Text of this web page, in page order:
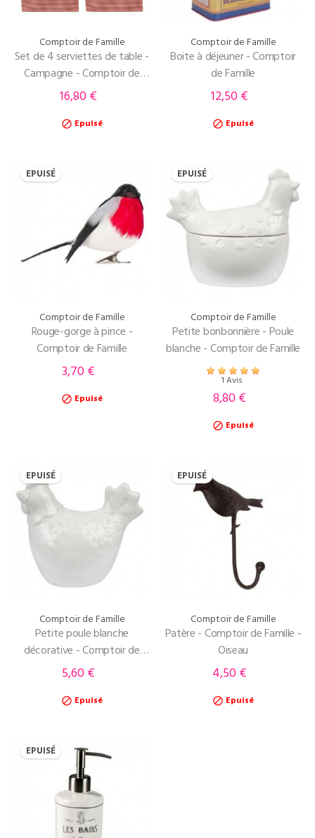
Comptoir de Famille
Set de 4 serviettes de table -
Campagne - Comptoir de
Famille
Prix
16,80 €
 Epuisé
Comptoir de Famille
Boite à déjeuner - Comptoir
de Famille
Prix
12,50 €
 Epuisé
EPUISÉ
Comptoir de Famille
Rouge-gorge à pince -
Comptoir de Famille
Prix
3,70 €
 Epuisé
EPUISÉ
Comptoir de Famille
Petite bonbonnière - Poule
blanche - Comptoir de Famille
1 Avis
Prix
8,80 €
 Epuisé
EPUISÉ
Comptoir de Famille
Petite poule blanche
décorative - Comptoir de
Famille - Georgette
Prix
5,60 €
 Epuisé
EPUISÉ
Comptoir de Famille
Patère - Comptoir de Famille -
Oiseau
Prix
4,50 €
 Epuisé
EPUISÉ